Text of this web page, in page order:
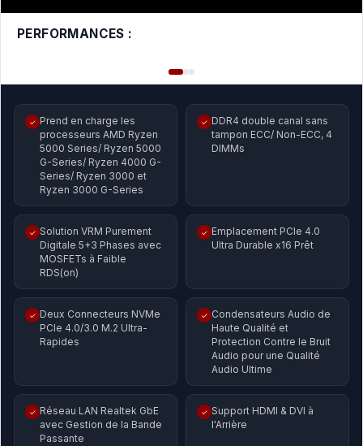
PERFORMANCES :
✓ Prend en charge les
processeurs AMD Ryzen
5000 Series/ Ryzen 5000
G-Series/ Ryzen 4000 G-
Series/ Ryzen 3000 et
Ryzen 3000 G-Series
✓ DDR4 double canal sans
tampon ECC/ Non-ECC, 4
DIMMs
✓ Solution VRM Purement
Digitale 5+3 Phases avec
MOSFETs à Faible
RDS(on)
✓ Emplacement PCIe 4.0
Ultra Durable x16 Prêt
✓ Deux Connecteurs NVMe
PCIe 4.0/3.0 M.2 Ultra-
Rapides
✓ Condensateurs Audio de
Haute Qualité et
Protection Contre le Bruit
Audio pour une Qualité
Audio Ultime
✓ Réseau LAN Realtek GbE
avec Gestion de la Bande
Passante
✓ Support HDMI & DVI à
l'Arrière